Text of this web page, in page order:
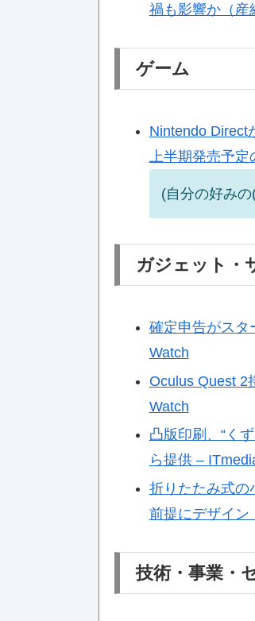
禍も影響か（産
ゲーム
Nintendo Direct
上半期発売予
(自分の好み
ガジェット・
確定申告がスタ
Watch
Oculus Quest 2
Watch
凸版印刷、“く
ら提供 –
折りたたみ式
前提にデザイン
技術・事業・